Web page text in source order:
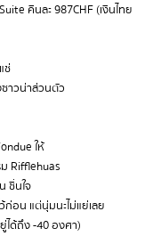
คืนละ 987CHF (เงินไทย
ช่
าวน่าส่วนตัว
ให้
ม Rifflehuas
ชื่นใจ
อน แต่นุ่มนะไม่แย่เลย
ได้ถึง -40 องศา)